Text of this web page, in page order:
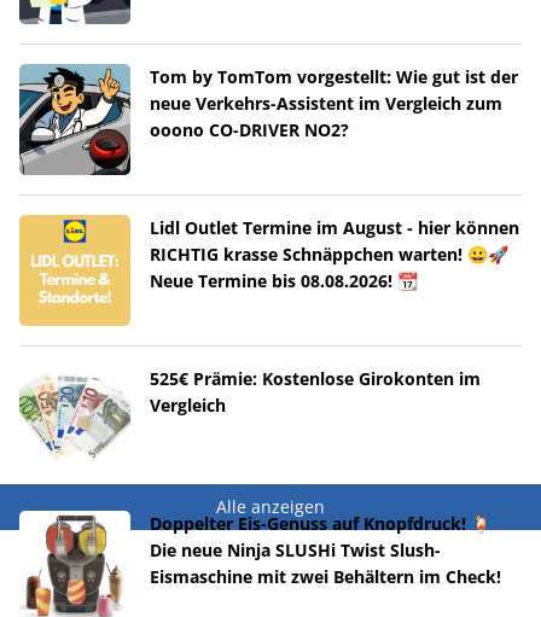
Tom by TomTom vorgestellt: Wie gut ist der
neue Verkehrs-Assistent im Vergleich zum
ooono CO-DRIVER NO2?
Lidl Outlet Termine im August - hier können
RICHTIG krasse Schnäppchen warten! 😀🚀
Neue Termine bis 08.08.2026! 📆
525€ Prämie: Kostenlose Girokonten im
Vergleich
Alle anzeigen
Doppelter Eis-Genuss auf Knopfdruck! 🍹
Die neue Ninja SLUSHi Twist Slush-
Eismaschine mit zwei Behältern im Check!